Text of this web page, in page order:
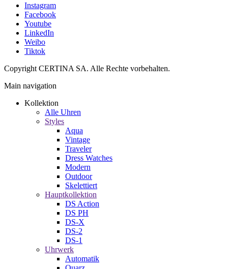
Instagram
Facebook
Youtube
LinkedIn
Weibo
Tiktok
Copyright CERTINA SA. Alle Rechte vorbehalten.
Main navigation
Kollektion
Alle Uhren
Styles
Aqua
Vintage
Traveler
Dress Watches
Modern
Outdoor
Skelettiert
Hauptkollektion
DS Action
DS PH
DS-X
DS-2
DS-1
Uhrwerk
Automatik